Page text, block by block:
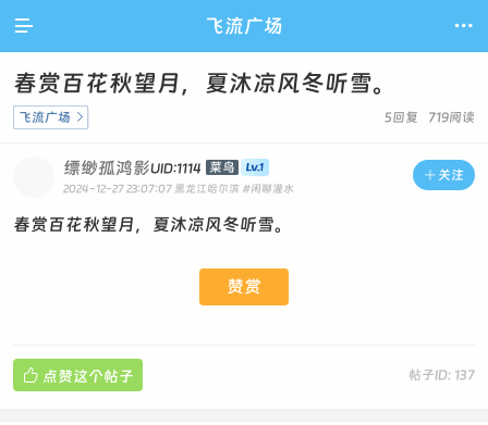
 飞流广场 
春赏百花秋望月，夏沐凉风冬听雪。
5回复 719阅读
飞流广场 
 关注
缥缈孤鸿影UID:1114 菜鸟
2024-12-27 23:07:07 黑龙江哈尔滨 #闲聊灌水
春赏百花秋望月，夏沐凉风冬听雪。
赞赏
帖子ID: 137
 点赞这个帖子